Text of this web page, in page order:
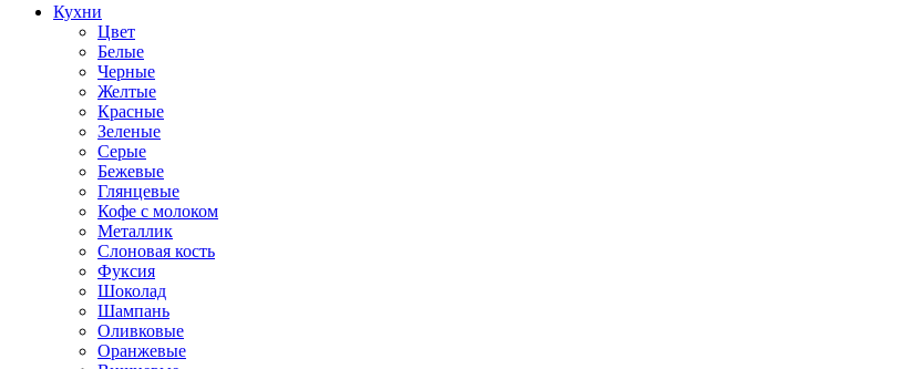
Кухни
Цвет
Белые
Черные
Желтые
Красные
Зеленые
Серые
Бежевые
Глянцевые
Кофе с молоком
Металлик
Слоновая кость
Фуксия
Шоколад
Шампань
Оливковые
Оранжевые